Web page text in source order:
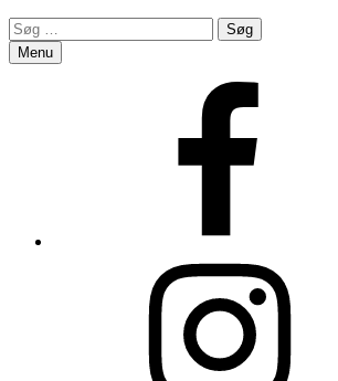
Search
Søg
efter:
Menu